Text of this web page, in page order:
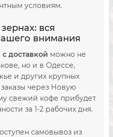
условиям.
вся
внимания
доставкой можно не
но и в Одессе,
и других крупных
через Новую
свежий кофе прибудет
за 1-2 рабочих дня.
самовывоз из